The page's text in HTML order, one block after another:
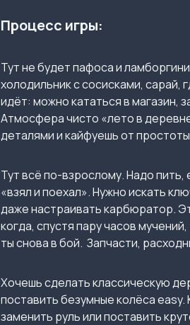
Процесс игры:
Тут не будет пафоса и
холодильник с сосисками, сарай,
идёт: можно кататься в магазин,
Атмосфера чисто «лето в
деталями и кайфуешь от
Тут всё по-взрослому. Надо
«взял и поехал». Нужно искать
даже настраивать карбюратор.
когда, спустя пару часов
ты снова в бой. Запчасти,
Хочешь сделать классическую
поставить безумные колёса
заменить руль или поставить